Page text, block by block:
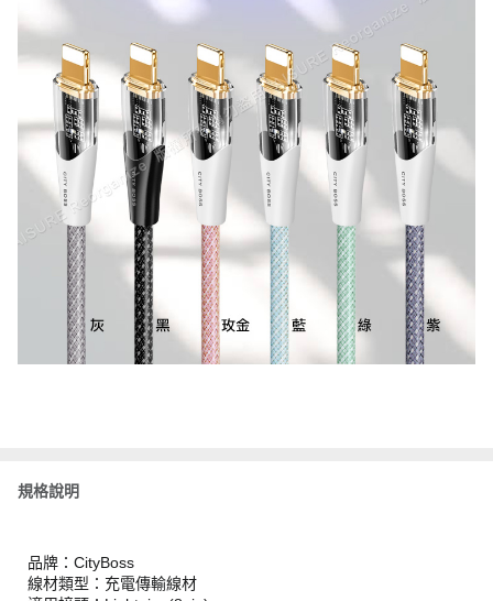
規格說明
品牌：CityBoss
線材類型：充電傳輸線材